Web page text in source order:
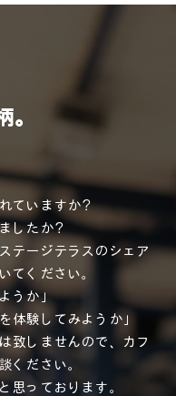
。
ていますか？
したか？
テージテラスのシェア
てください。
うか」
体験してみようか」
致しませんので、カフ
ください。
思っております。